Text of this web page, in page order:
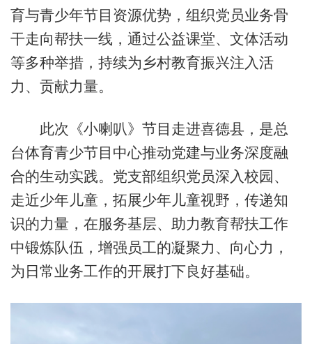
育与青少年节目资源优势，组织党员业务骨
干走向帮扶一线，通过公益课堂、文体活动
等多种举措，持续为乡村教育振兴注入活
力、贡献力量。
此次《小喇叭》节目走进喜德县，是总
台体育青少节目中心推动党建与业务深度融
合的生动实践。党支部组织党员深入校园、
走近少年儿童，拓展少年儿童视野，传递知
识的力量，在服务基层、助力教育帮扶工作
中锻炼队伍，增强员工的凝聚力、向心力，
为日常业务工作的开展打下良好基础。